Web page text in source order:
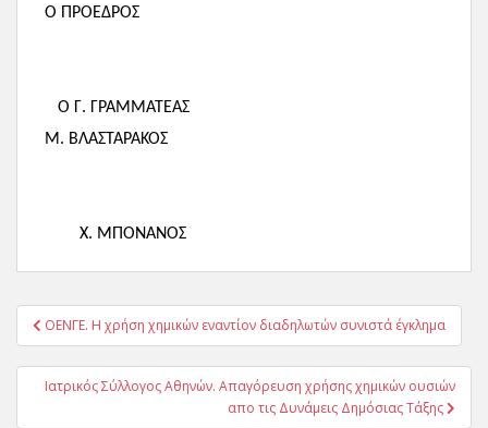
Ο ΠΡΟΕΔΡΟΣ
Ο Γ. ΓΡΑΜΜΑΤΕΑΣ
Μ. ΒΛΑΣΤΑΡΑΚΟΣ
Χ. ΜΠΟΝΑΝΟΣ
Πλοήγηση
άρθρων
ΟΕΝΓΕ. Η χρήση χημικών εναντίον διαδηλωτών συνιστά έγκλημα
Ιατρικός Σύλλογος Αθηνών. Απαγόρευση χρήσης χημικών ουσιών
απο τις Δυνάμεις Δημόσιας Τάξης